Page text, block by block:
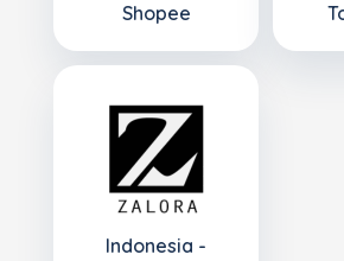
Shopee
Indonesia -